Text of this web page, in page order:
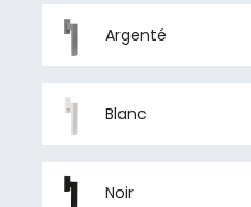
Argenté
Blanc
Noir